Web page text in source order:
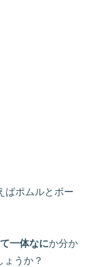
ばポムルとボー
一体なにか分か
ょうか？